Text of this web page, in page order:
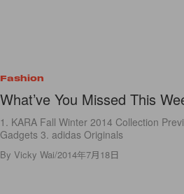
Fashion
What’ve You Missed This
1. KARA Fall Winter 2014 Collection
Gadgets 3. adidas Originals
By Vicky Wai/2014年7月18日